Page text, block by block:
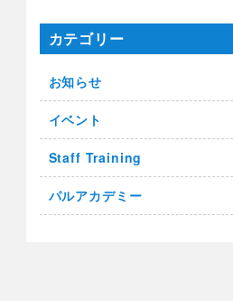
カテゴリー
お知らせ
イベント
Staff Training
パルアカデミー